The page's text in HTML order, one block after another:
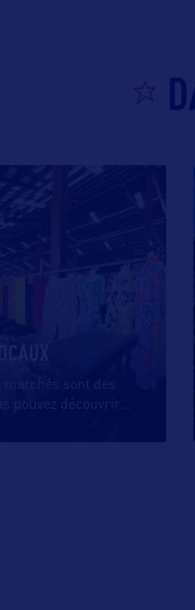
marchés sont des
pouvez découvrir